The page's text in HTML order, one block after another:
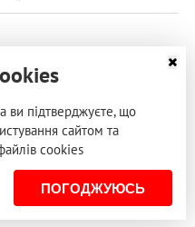
перед
Зеленський у четвер
підштовхнути лідерів
ви підтверджуєте, що
сайтом та
cookies
ПОГОДЖУЮСЬ